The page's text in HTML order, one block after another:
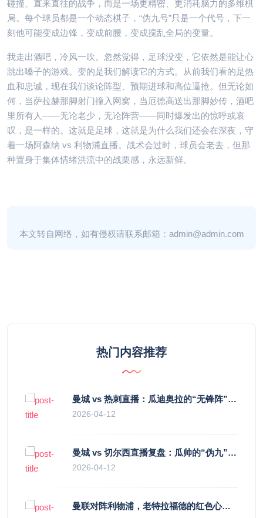
碰撞、直来直往的战争，而是一场更精密、更消耗脑力的多维棋
局。每个球员都是一个动态棋子，“伪九号”只是一个代号，下一
刻他可能变成边锋，变成前腰，变成搅乱全局的变量。
我走出酒吧，冷风一吹。忽然觉得，足球没变，它依然是能让心
跳出嗓子的游戏。变的是我们解读它的方式。从前我们看的是热
血和忠诚，现在我们谈论阵型、预期进球和高位逼抢。但无论如
何，当萨拉赫那脚射门撞入网窝，当厄德高送出那脚妙传，酒吧
里所有人——无论老少，无论阵营——同时爆发出的惊呼或哀
叹，是一样的。这就是足球，这就是为什么我们还会在深夜，守
着一场阿森纳 vs 利物浦直播。战术会过时，球员会老去，但那
种置身于集体情绪洪流中的战栗感，永远新鲜。
本文转自网络，如有侵权请联系邮箱：admin@admin.com
热门内容推荐
曼城 vs 热刺直播：瓜迪奥拉的“无锋阵”是天才设计还是自废武功？
2026-04-12
曼城 vs 切尔西直播复盘：瓜帅的“伪九”陷阱，如何绞杀蓝军的“三中卫”？
2026-04-12
曼联对阵利物浦，老特拉福德的红色心跳与蓝色暗涌